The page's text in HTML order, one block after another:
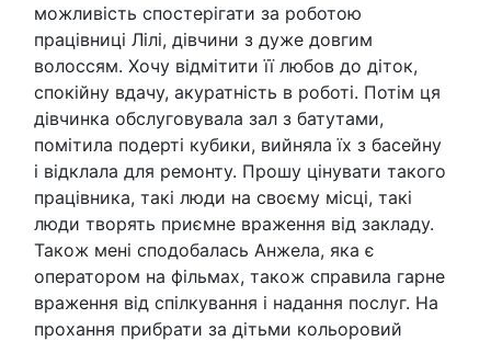
можливість спостерігати за роботою
працівниці Лілі, дівчини з дуже довгим
волоссям. Хочу відмітити її любов до діток,
спокійну вдачу, акуратність в роботі. Потім ця
дівчинка обслуговувала зал з батутами,
помітила подерті кубики, вийняла їх з басейну
і відклала для ремонту. Прошу цінувати такого
працівника, такі люди на своєму місці, такі
люди творять приємне враження від закладу.
Також мені сподобалась Анжела, яка є
оператором на фільмах, також справила гарне
враження від спілкування і надання послуг. На
прохання прибрати за дітьми кольоровий